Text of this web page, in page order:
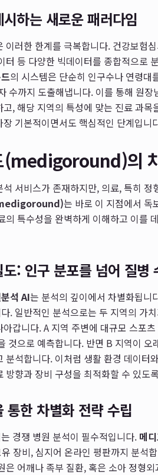
하는 새로운 패러다임
이러한 한계를 극복합니다. 건강보험
터 등 다양한 빅데이터를 종합적으로
의 시스템은 단순히 인구수나 연령
수까지 도출해냅니다. 이를 통해 원
, 해당 지역의 특성에 맞는 진료 과
장 기본적이면서도 핵심적인 단계입니
(medigoround)의
서비스가 존재하지만, 의료, 특히
는 바로 이 지점에서 독
의 특수성을 완벽하게 이해하고 이를
: 인구 분포를 넘어 질병
석 AI는 분석의 깊이에서 차별화됩
. 일반적인 분석으로는 두 지역의 가
갑니다. A 지역 주변에 대규모 스포
것으로 예측합니다. 반면 B 지역이
분석합니다. 이처럼 생활 환경 데이터
방향과 장비 구성을 최적화할 수 있도
통한 차별화 전략 수립
경쟁 병원 분석이 필수적입니다. 메
장비, 심지어 온라인 평판까지 분석
은 어깨나 족부 질환, 혹은 소아 정형